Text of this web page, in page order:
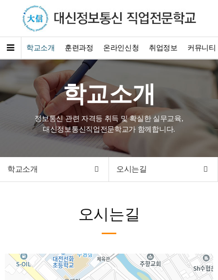
학교소개 훈련과정 온라인신청 취업정보 커뮤니티
학교소개
정보통신 관련 자격등 취득 및 확실한 실무교육,
대신정보통신직업전문학교가 함께합니다.
학교소개 오시는길
오시는길